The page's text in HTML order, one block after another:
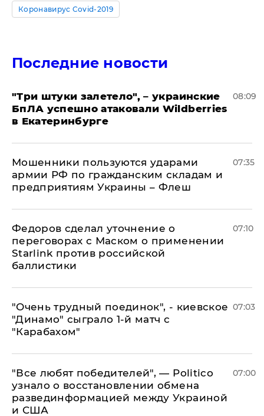
Коронавирус Covid-2019
Последние новости
"Три штуки залетело", – украинские
БпЛА успешно атаковали Wildberries
в Екатеринбурге
08:09
Мошенники пользуются ударами
армии РФ по гражданским складам и
предприятиям Украины – Флеш
07:35
Федоров сделал уточнение о
переговорах с Маском о применении
Starlink против российской
баллистики
07:10
"Очень трудный поединок", - киевское
"Динамо" сыграло 1-й матч с
"Карабахом"
07:03
​"Все любят победителей", — Politico
узнало о восстановлении обмена
развединформацией между Украиной
и США
07:00